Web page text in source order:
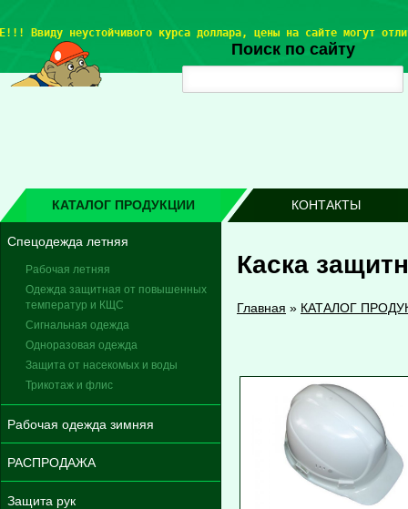
Поиск по сайту
Ввиду неустойчивого курса доллара, цены на сайте могут
КАТАЛОГ ПРОДУКЦИИ КОНТАКТЫ
Спецодежда летняя
Рабочая летняя
Одежда защитная от повышенных
температур и КЩС
Сигнальная одежда
Одноразовая одежда
Защита от насекомых и воды
Трикотаж и флис
Рабочая одежда зимняя
РАСПРОДАЖА
Защита рук
Каска
Главная » КАТАЛОГ